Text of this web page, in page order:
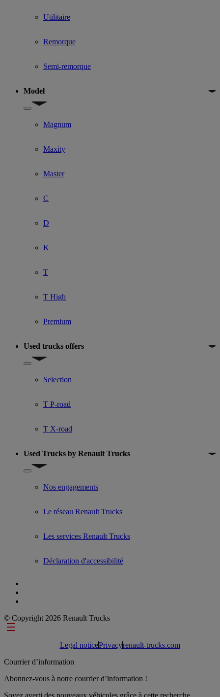
Utilitaire
Remorque
Semi-remorque
Model
Show submenu for Model
Magnum
Maxity
Master
C
D
K
T
T High
Premium
Used trucks offers
Show submenu for Used trucks offers
Selection
T P-road
T X-road
Used Trucks by Renault Trucks
Show submenu for Used Trucks by Renault Trucks
Nos engagements
Le réseau Renault Trucks
Les services Renault Trucks
Déclaration d'accessibilité
© Copyright 2026 Renault Trucks
Footer links
Legal noticePrivacyrenault-trucks.com
Courrier d’information
Abonnez-vous à notre courrier d’information !
Soyez averti des nouveaux véhicules grâce à cette recherche.